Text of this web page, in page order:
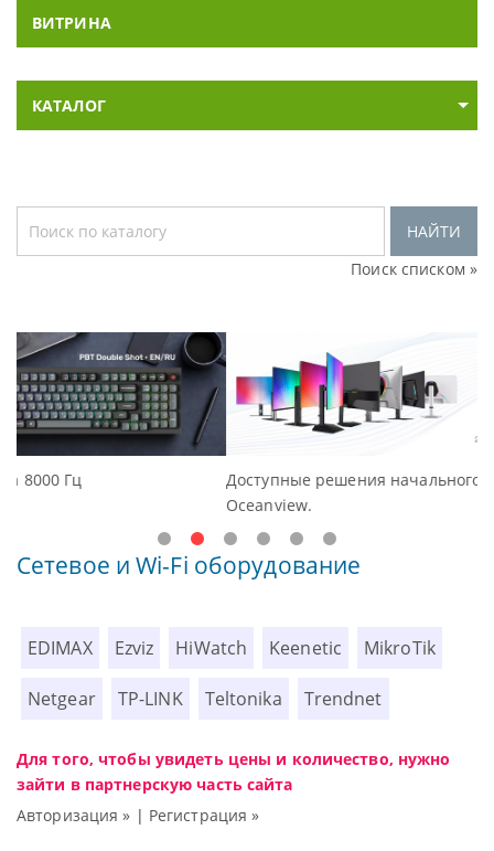
ВИТРИНА
КАТАЛОГ
НАЙТИ
Поиск списком »
Доступные решения начального уровня, новые мониторы
Сетевое и Wi-Fi оборудование
EDIMAX Ezviz HiWatch Keenetic MikroTik
Netgear TP-LINK Teltonika Trendnet
Для того, чтобы увидеть цены и количество, нужно
зайти в партнерскую часть сайта
Авторизация » | Регистрация »